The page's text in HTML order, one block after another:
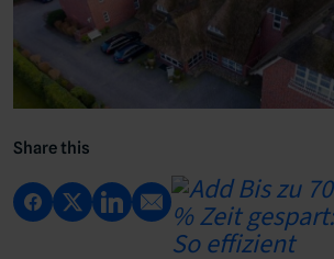
Share this